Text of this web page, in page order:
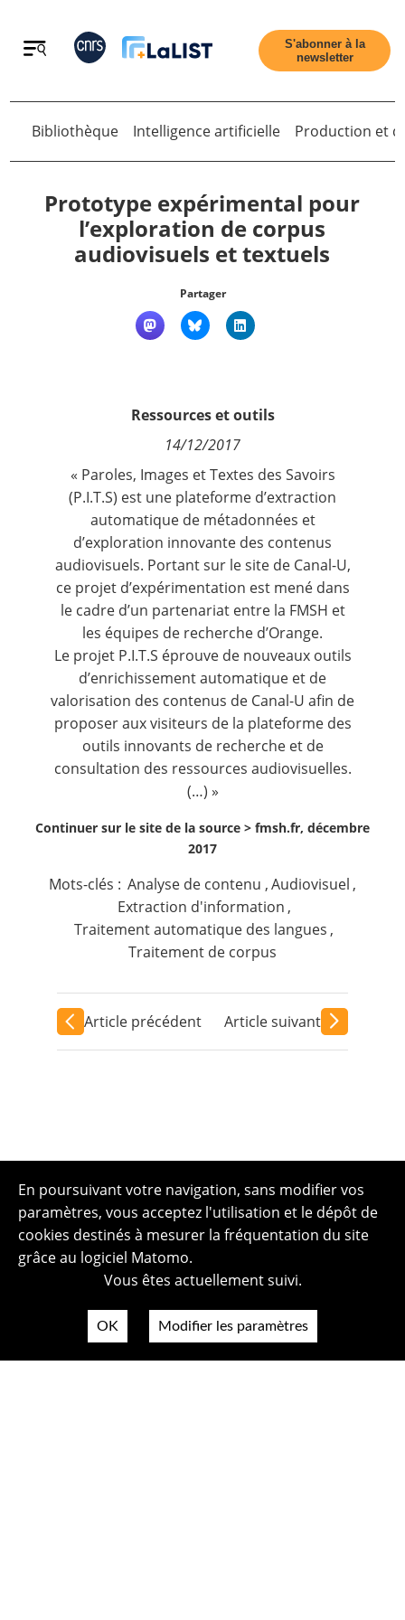
Retour
Nous suivre
S'abonner à la
newsletter
Retour
Bibliothèque Intelligence artificielle Production et
Prototype expérimental pour
l’exploration de corpus
audiovisuels et textuels
Partager
Ressources et outils
14/12/2017
« Paroles, Images et Textes des Savoirs
(P.I.T.S) est une plateforme d’extraction
automatique de métadonnées et
d’exploration innovante des contenus
audiovisuels. Portant sur le site de Canal-U,
ce projet d’expérimentation est mené dans
le cadre d’un partenariat entre la FMSH et
les équipes de recherche d’Orange.
Le projet P.I.T.S éprouve de nouveaux outils
d’enrichissement automatique et de
valorisation des contenus de Canal-U afin de
proposer aux visiteurs de la plateforme des
outils innovants de recherche et de
consultation des ressources audiovisuelles.
(…) »
Continuer sur le site de la source > fmsh.fr, décembre
2017
Mots-clés : Analyse de contenu ,Audiovisuel ,
Extraction d'information ,
Traitement automatique des langues ,
Traitement de corpus
Article précédent Article suivant
En poursuivant votre navigation, sans modifier vos
paramètres, vous acceptez l'utilisation et le dépôt de
cookies destinés à mesurer la fréquentation du site
grâce au logiciel Matomo.
Vous êtes actuellement suivi.
OK Modifier les paramètres